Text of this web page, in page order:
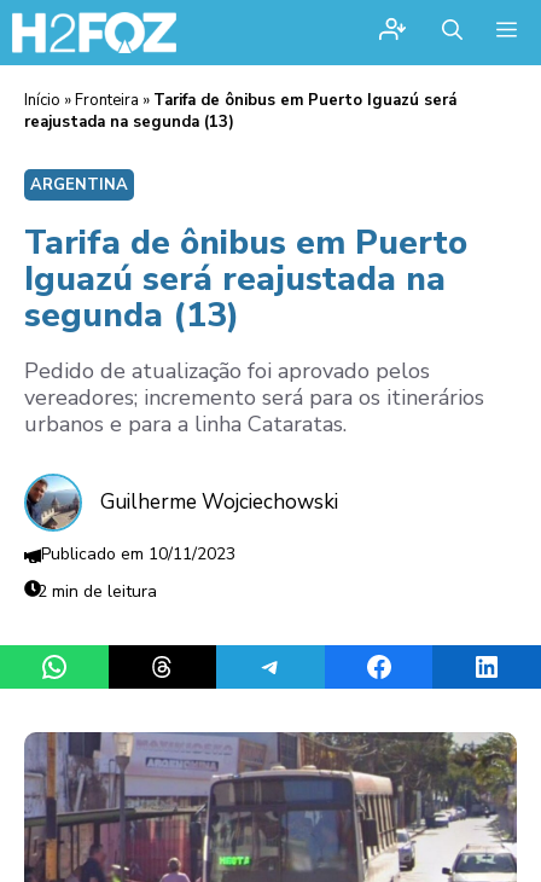
Início »Fronteira » Tarifa de ônibus em Puerto Iguazú será
reajustada na segunda (13)
ARGENTINA
Tarifa de ônibus em Puerto
Iguazú será reajustada na
segunda (13)
Pedido de atualização foi aprovado pelos
vereadores; incremento será para os itinerários
urbanos e para a linha Cataratas.
Guilherme Wojciechowski
10/11/2023
2 min de leitura
Share on WhatsAppShare on ThreadsShare on TelegramShare on Facebook